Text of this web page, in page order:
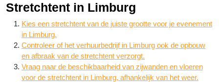
Stretchtent in Limburg
Kies een stretchtent van de juiste grootte voor je evenement
in Limburg.
Controleer of het verhuurbedrijf in Limburg ook de opbouw
en afbraak van de stretchtent verzorgt.
Vraag naar de beschikbaarheid van zijwanden en vloeren
voor de stretchtent in Limburg, afhankelijk van het weer.